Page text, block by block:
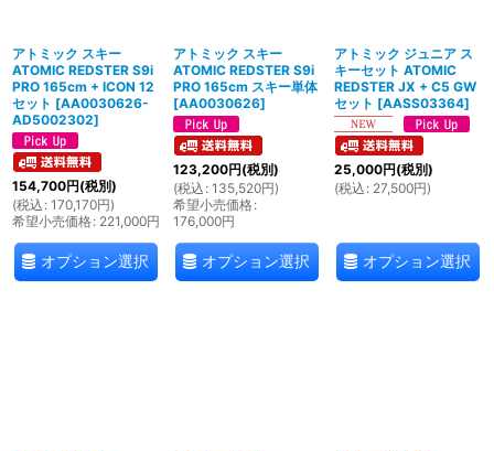
アトミック スキー
ATOMIC REDSTER S9i
PRO 165cm + ICON 12
セット [AA0030626-
AD5002302]
154,700円(税別)
(税込 : 170,170円)
希望小売価格: 221,000円
オプション選択
アトミック スキー
ATOMIC REDSTER S9i
PRO 165cm スキー単体
[AA0030626]
123,200円(税別)
(税込 : 135,520円)
希望小売価格:
176,000円
オプション選択
アトミック ジュニア ス
キーセット ATOMIC
REDSTER JX + C5 GW
セット [AASS03364]
25,000円(税別)
(税込 : 27,500円)
オプション選択